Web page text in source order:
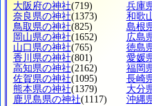
大阪府の神社(719) 兵庫
奈良県の神社(1373) 和歌
鳥取県の神社(825) 島根
岡山県の神社(1652) 広島
山口県の神社(765) 徳島
香川県の神社(801) 愛媛
高知県の神社(2162) 福岡
佐賀県の神社(1095) 長崎
熊本県の神社(1379) 大分
鹿児島県の神社(1117) 沖縄